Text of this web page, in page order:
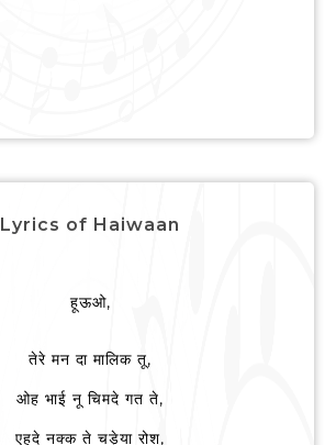
Lyrics of Haiwaan
हूऊओ,
तेरे मन दा मालिक तू,
ओह भाई नू चिमदे गत ते,
एहदे नक्क ते चड़ेया रोश,